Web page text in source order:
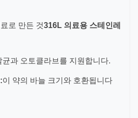
로 만든 것316L 의료용 스테인레
균과 오토클라브를 지원합니다.
이 약의 바늘 크기와 호환됩니다